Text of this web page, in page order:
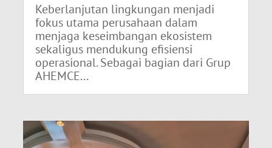
Keberlanjutan lingkungan menjadi
fokus utama perusahaan dalam
menjaga keseimbangan ekosistem
sekaligus mendukung efisiensi
operasional. Sebagai bagian dari Grup
AHEMCE...